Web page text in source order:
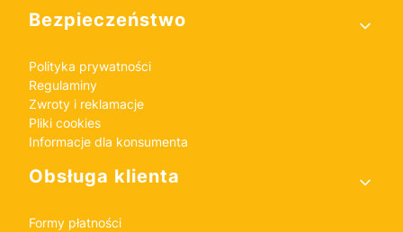
Bezpieczeństwo
Polityka prywatności
Regulaminy
Zwroty i reklamacje
Pliki cookies
Informacje dla konsumenta
Obsługa klienta
Formy płatności